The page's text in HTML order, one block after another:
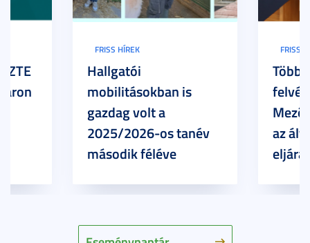
FRISS HÍREK
Hallgatói
mobilitásokban is
gazdag volt a
2025/2026-os tanév
második féléve
FRISS
Több
az